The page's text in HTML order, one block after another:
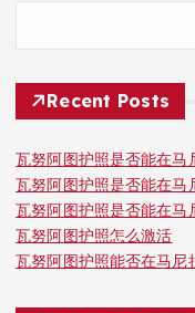
Recent Posts
瓦努阿图护照是否能在马
瓦努阿图护照是否能在马
瓦努阿图护照是否能在马
瓦努阿图护照怎么激活
瓦努阿图护照能否在马尼